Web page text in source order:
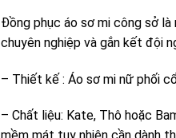
Đồng phục áo sơ mi công sở
chuyên nghiệp và gắn kết đội
– Thiết kế : Áo sơ mi nữ phối
– Chất liệu: Kate, Thô hoặc